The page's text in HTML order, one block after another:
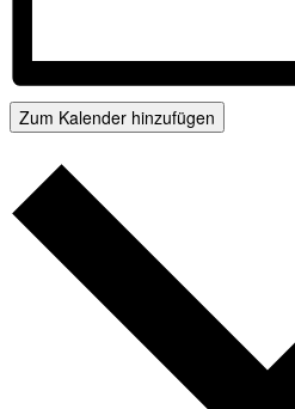
Zum Kalender hinzufügen